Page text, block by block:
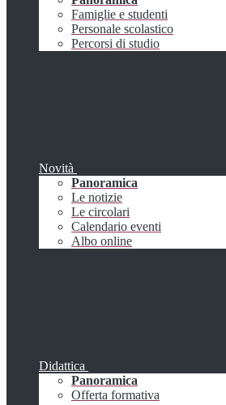
Famiglie e studenti
Personale scolastico
Percorsi di studio
Novità
Panoramica
Le notizie
Le circolari
Calendario eventi
Albo online
Didattica
Panoramica
Offerta formativa